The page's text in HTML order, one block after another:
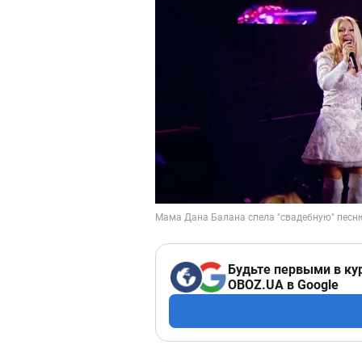
Будьте первыми в
OBOZ.UA в Google